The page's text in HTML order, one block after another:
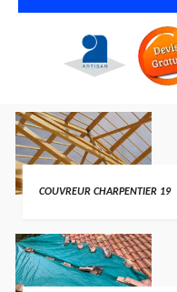
COUVREUR CHARPENTIER 19